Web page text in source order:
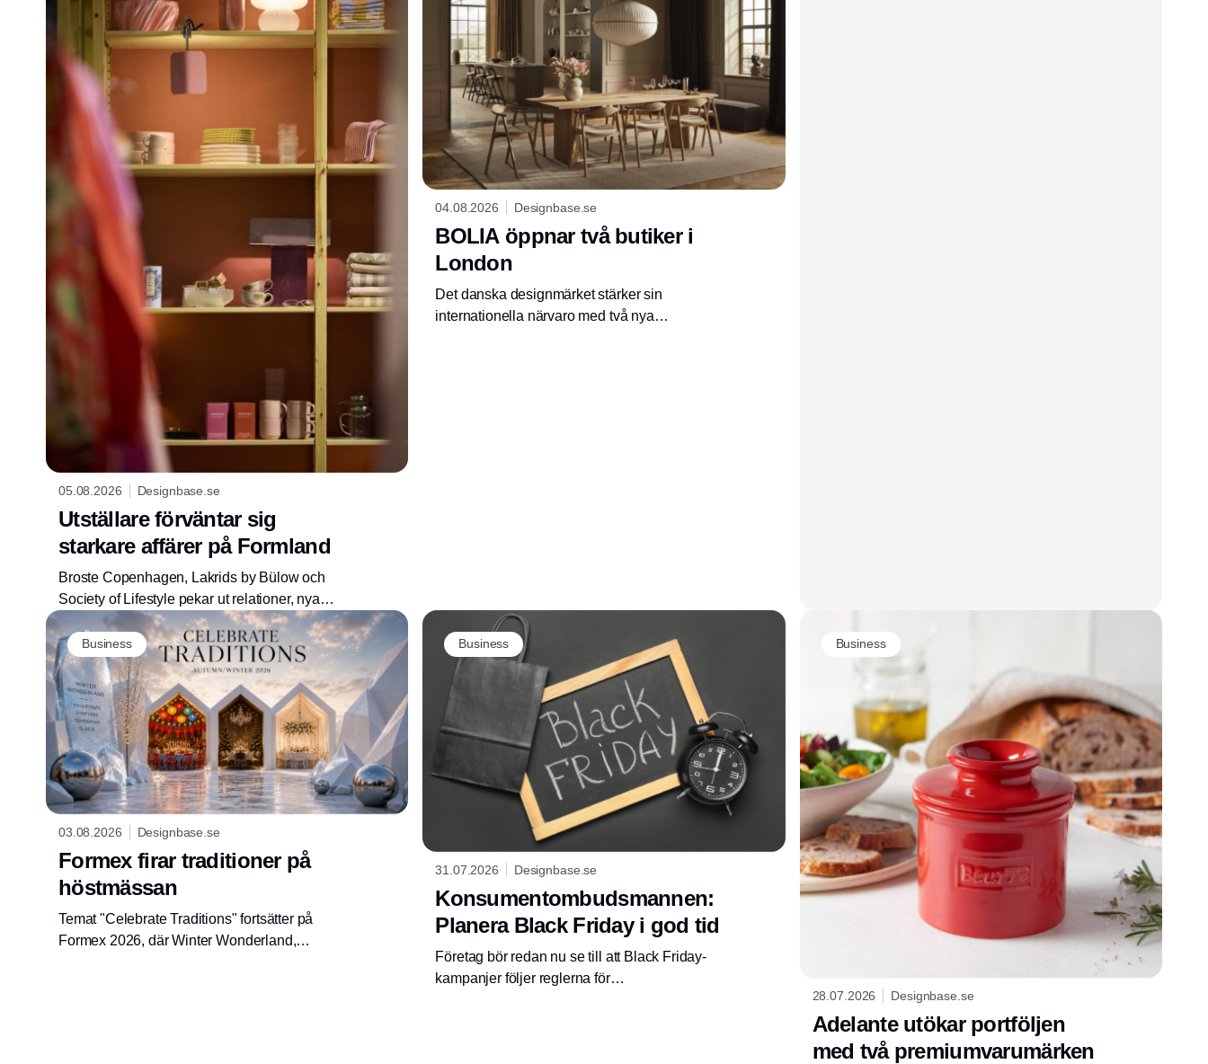
05.08.2026 Designbase.se
Utställare förväntar sig
starkare affärer på Formland
Broste Copenhagen, Lakrids by Bülow och
Society of Lifestyle pekar ut relationer, nya
kollektioner och en ny halldesign som
centrala element när Formland Autumn
samlar branschen i Herning 16-18 augusti
2026.
04.08.2026 Designbase.se
BOLIA öppnar två butiker i
London
Det danska designmärket stärker sin
internationella närvaro med två nya
Business
03.08.2026 Designbase.se
Formex firar traditioner på
höstmässan
Temat "Celebrate Traditions" fortsätter på
Formex 2026, där Winter Wonderland,
Business
31.07.2026 Designbase.se
Konsumentombudsmannen:
Planera Black Friday i god tid
Företag bör redan nu se till att Black Friday-
kampanjer följer reglerna för
Business
28.07.2026 Designbase.se
Adelante utökar portföljen
med två premiumvarumärken